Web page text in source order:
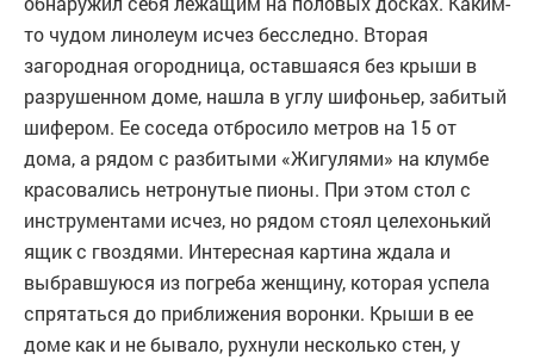
то чудом линолеум исчез бесследно. Вторая
загородная огородница, оставшаяся без крыши в
разрушенном доме, нашла в углу шифоньер, забитый
шифером. Ее соседа отбросило метров на 15 от
дома, а рядом с разбитыми «Жигулями» на клумбе
красовались нетронутые пионы. При этом стол с
инструментами исчез, но рядом стоял целехонький
ящик с гвоздями. Интересная картина ждала и
выбравшуюся из погреба женщину, которая успела
спрятаться до приближения воронки. Крыши в ее
доме как и не бывало, рухнули несколько стен, у